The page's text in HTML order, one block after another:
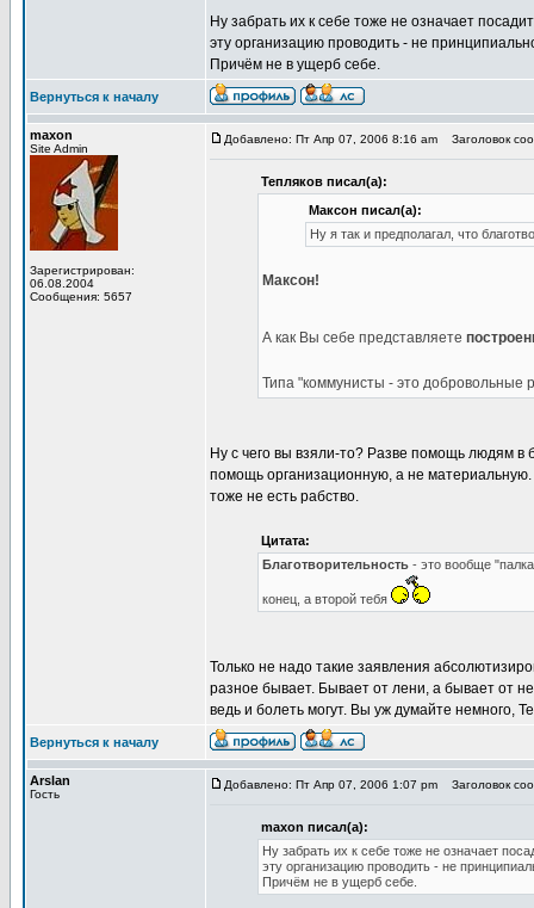
Ну забрать их к себе тоже не означает
эту организацию проводить - не
Причём не в ущерб себе.
Вернуться к началу
maxon
Site Admin
Зарегистрирован:
06.08.2004
Сообщения: 5657
Добавлено: Пт Апр 07, 2006 8:16 am Заголовок
Тепляков писал(а):
Максон писал(а):
Ну я так и предполагал, что
Максон!
А как Вы себе представляете
Типа "коммунисты - это добровольные
Ну с чего вы взяли-то? Разве помощь людям в
помощь организационную, а не
тоже не есть рабство.
Цитата:
Благотворительность - это вообще
конец, а второй тебя
Только не надо такие заявления
разное бывает. Бывает от лени, а бывает от
ведь и болеть могут. Вы уж думайте немного,
Вернуться к началу
Arslan
Гость
Добавлено: Пт Апр 07, 2006 1:07 pm Заголовок
maxon писал(а):
Ну забрать их к себе тоже не означает
эту организацию проводить - не
Причём не в ущерб себе.